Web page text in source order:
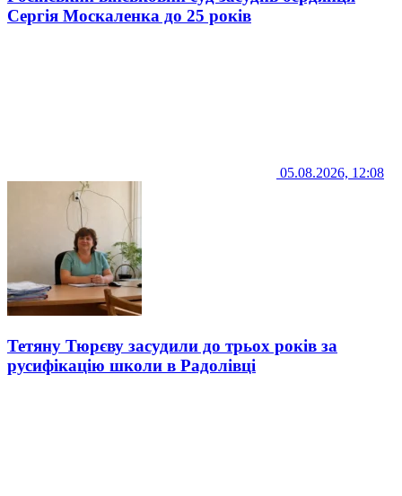
Сергія Москаленка до 25 років
05.08.2026, 12:08
Тетяну Тюрєву засудили до трьох років за
русифікацію школи в Радолівці